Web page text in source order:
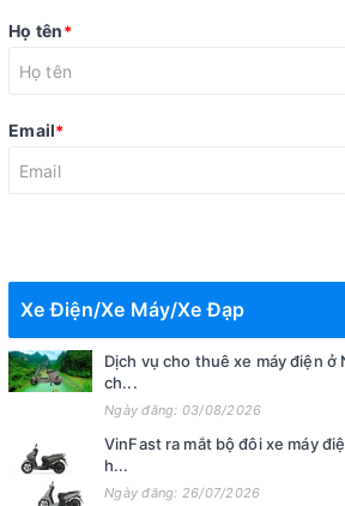
Họ tên*
Email*
Xe Điện/Xe Máy/Xe Đạp
Dịch vụ cho thuê xe máy điện ở
ch...
Ngày đăng: 03/08/2026
VinFast ra mắt bộ đôi xe máy
h...
Ngày đăng: 26/07/2026